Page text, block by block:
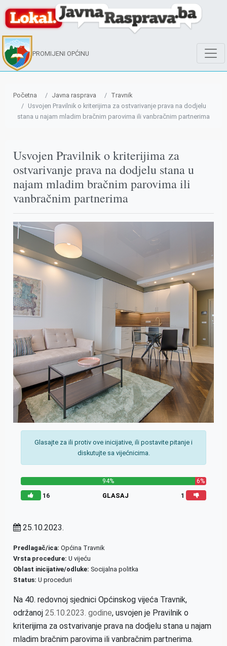
PROMIJENI OPĆINU
Početna Javna rasprava
Travnik
Usvojen Pravilnik o kriterijima za ostvarivanje prava na dodjelu
stana u najam mladim bračnim parovima ili vanbračnim partnerima
Usvojen Pravilnik o kriterijima za
ostvarivanje prava na dodjelu stana u
najam mladim bračnim parovima ili
vanbračnim partnerima
Glasajte za ili protiv ove inicijative, ili postavite pitanje i
diskutujte sa vijećnicima.
94% 6%
16 GLASAJ 1
25.10.2023.
Predlagač/ica: Općina Travnik
Vrsta procedure: U vijeću
Oblast inicijative/odluke: Socijalna politka
Status: U proceduri
Na 40. redovnoj sjednici Općinskog vijeća Travnik,
održanoj 25.10.2023. godine, usvojen je Pravilnik o
kriterijima za ostvarivanje prava na dodjelu stana u najam
mladim bračnim parovima ili vanbračnim partnerima.